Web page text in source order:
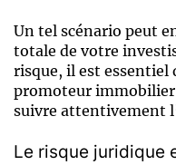
Un tel scénario peut
totale de votre
risque, il est essentiel
promoteur immobilier
suivre attentivement
Le risque juridique